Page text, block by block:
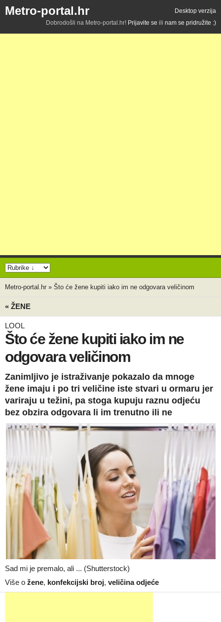
Metro-portal.hr
Desktop verzija
Dobrodošli na Metro-portal.hr! Prijavite se ili nam se pridružite :)
Metro-portal.hr » Što će žene kupiti iako im ne odgovara veličinom
« ŽENE
LOOL
Što će žene kupiti iako im ne
odgovara veličinom
Zanimljivo je istraživanje pokazalo da mnoge
žene imaju i po tri veličine iste stvari u ormaru jer
variraju u težini, pa stoga kupuju raznu odjeću
bez obzira odgovara li im trenutno ili ne
Sad mi je premalo, ali ... (Shutterstock)
Više o žene, konfekcijski broj, veličina odjeće